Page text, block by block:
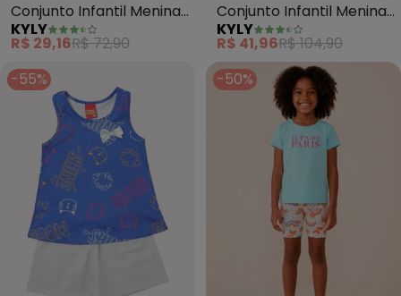
Conjunto Infantil Menina
Estampado (Azul
Marinho)
KYLY
R$ 29,16R$ 72,90
Conjunto Infantil Menina
com Ponto Concha
(Azul)
KYLY
R$ 41,96R$ 104,90
-55%
-50%